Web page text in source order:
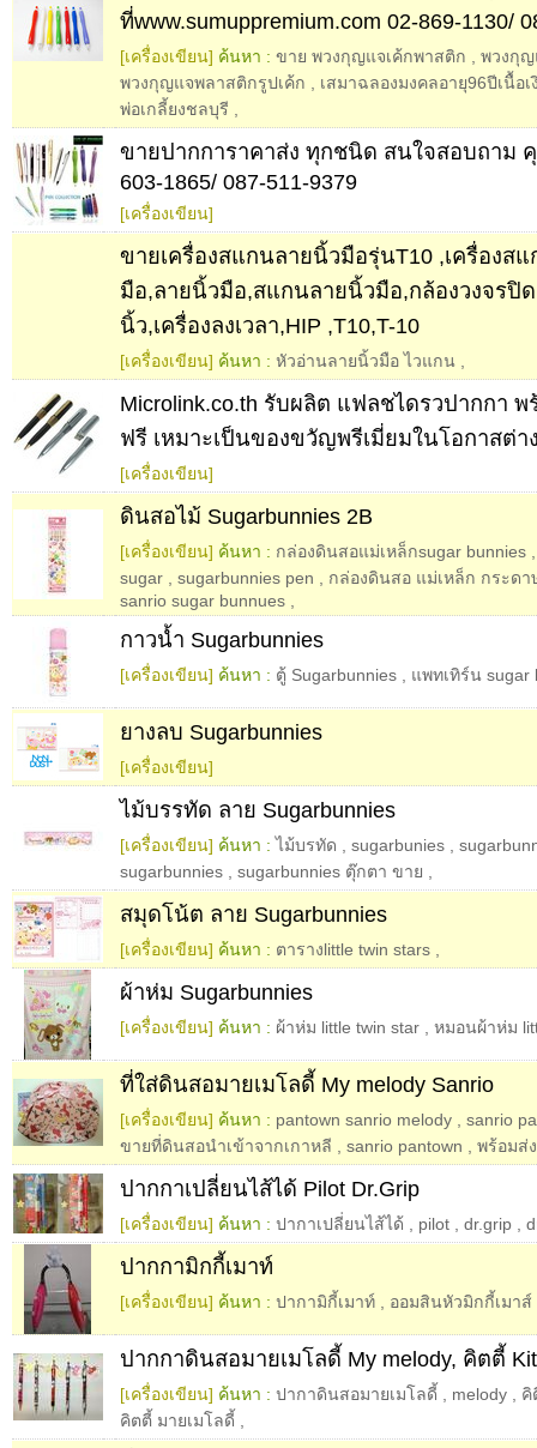
ที่www.sumuppremium.com 02-869-1130/
[เครื่องเขียน] ค้นหา : ขาย พวงกุญแจเค้กพาสติก
พวงกุญ
พวงกุญแจพลาสติกรูปเค้ก
เสมาฉลองมงคลอายุ96ปีเนื้อ
พ่อเกลี้ยงชลบุรี
ขายปากการาคาส่ง ทุกชนิด สนใจสอบถาม
603-1865/ 087-511-9379
[เครื่องเขียน]
ขายเครื่องสแกนลายนิ้วมือรุ่นT10 ,เครื่องส
มือ,ลายนิ้วมือ,สแกนลายนิ้วมือ,กล้องวงจรปิ
นิ้ว,เครื่องลงเวลา,HIP ,T10,T-10
[เครื่องเขียน] ค้นหา : หัวอ่านลายนิ้วมือ ไวแกน
Microlink.co.th รับผลิต แฟลชไดรวปากกา
ฟรี เหมาะเป็นของขวัญพรีเมี่ยมในโอกาสต่า
[เครื่องเขียน]
ดินสอไม้ Sugarbunnies 2B
[เครื่องเขียน] ค้นหา : กล่องดินสอแม่เหล็กsugar bunnies
sugar
sugarbunnies pen
กล่องดินสอ แม่เหล็ก กระดา
sanrio sugar bunnues
กาวน้ำ Sugarbunnies
[เครื่องเขียน] ค้นหา : ตู้ Sugarbunnies แพทเทิร์น sugar
ยางลบ Sugarbunnies
[เครื่องเขียน]
ไม้บรรทัด ลาย Sugarbunnies
[เครื่องเขียน] ค้นหา : ไม้บรทัด sugarbunies
sugarbunnies
sugarbunnies ตุ๊กตา ขาย
สมุดโน้ต ลาย Sugarbunnies
[เครื่องเขียน] ค้นหา : ตารางlittle twin stars
ผ้าห่ม Sugarbunnies
[เครื่องเขียน] ค้นหา : ผ้าห่ม little twin star หมอนผ้าห่ม
ที่ใส่ดินสอมายเมโลดี้ My melody Sanrio
[เครื่องเขียน] ค้นหา : pantown sanrio melody
sanrio
ขายที่ดินสอนำเข้าจากเกาหลี
sanrio pantown พร้อมส่
ปากกาเปลี่ยนไส้ได้ Pilot Dr.Grip
[เครื่องเขียน] ค้นหา : ปากาเปลี่ยนไส้ได้ pilot dr.grip
ปากกามิกกี้เมาท์
[เครื่องเขียน] ค้นหา : ปากามิกี้เมาท์ ออมสินหัวมิกกี้เมาส์
ปากกาดินสอมายเมโลดี้ My melody, คิตตี้
[เครื่องเขียน] ค้นหา : ปากาดินสอมายเมโลดี้ melody
คิ
คิตตี้ มายเมโลดี้